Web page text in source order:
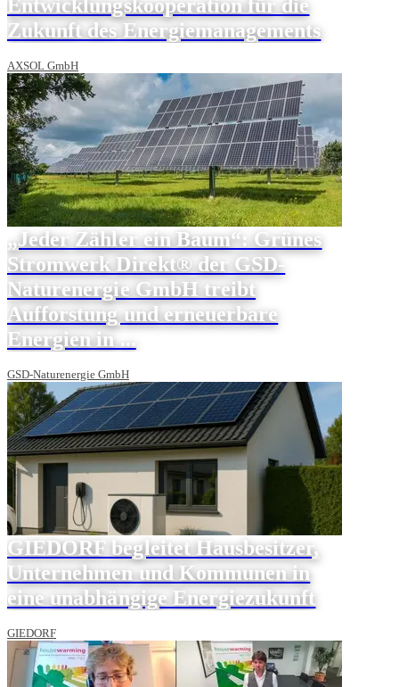
Entwicklungskooperation für die
Zukunft des Energiemanagements
AXSOL GmbH
„Jeder Zähler ein Baum“: Grünes
Stromwerk Direkt® der GSD-
Naturenergie GmbH treibt
Aufforstung und erneuerbare
Energien in ...
GSD-Naturenergie GmbH
GIEDORF begleitet Hausbesitzer,
Unternehmen und Kommunen in
eine unabhängige Energiezukunft
GIEDORF